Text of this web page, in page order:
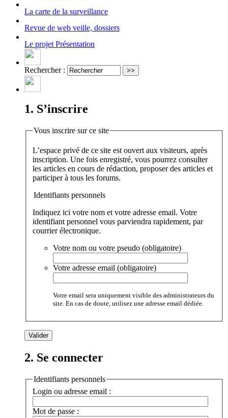
La carte de la surveillance
Revue de web veille, dossiers
Le projet Présentation
Rechercher :
1. S’inscrire
Vous inscrire sur ce site
L’espace privé de ce site est ouvert aux visiteurs, après
inscription. Une fois enregistré, vous pourrez consulter
les articles en cours de rédaction, proposer des articles et
participer à tous les forums.
Identifiants personnels
Indiquez ici votre nom et votre adresse email. Votre
identifiant personnel vous parviendra rapidement, par
courrier électronique.
Votre nom ou votre pseudo (obligatoire)
Votre adresse email (obligatoire)
Votre email sera uniquement visible des administrateurs du
site. En cas de doute, utilisez une adresse email dédiée.
2. Se connecter
Identifiants personnels
Login ou adresse email :
Mot de passe :